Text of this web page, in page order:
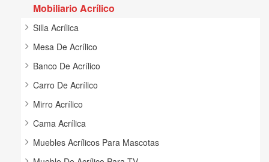
Mobiliario Acrílico
Silla Acrílica
Mesa De Acrílico
Banco De Acrílico
Carro De Acrílico
Mirro Acrílico
Cama Acrílica
Muebles Acrílicos Para Mascotas